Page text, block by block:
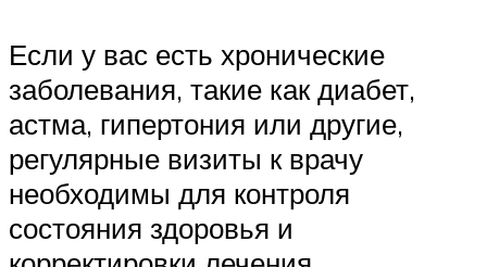
Если у вас есть хронические
заболевания, такие как диабет,
астма, гипертония или другие,
регулярные визиты к врачу
необходимы для контроля
состояния здоровья и